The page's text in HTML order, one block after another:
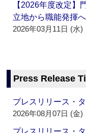
【2026年度改定】
立地から職能発揮へ
2026年03月11日 (水)
Press Release
プレスリリース・
2026年08月07日 (金)